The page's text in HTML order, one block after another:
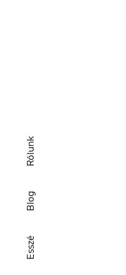
Esszé
Blog
Rólunk